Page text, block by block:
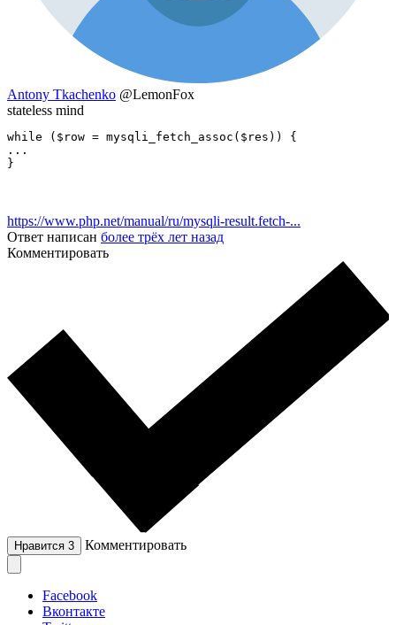
Antony Tkachenko @LemonFox
stateless mind
while ($row = mysqli_fetch_assoc($res)) {
...
}
https://www.php.net/manual/ru/mysqli-result.fetch-...
Ответ написан более трёх лет назад
Комментировать
Нравится 3 Комментировать
Facebook
Вконтакте